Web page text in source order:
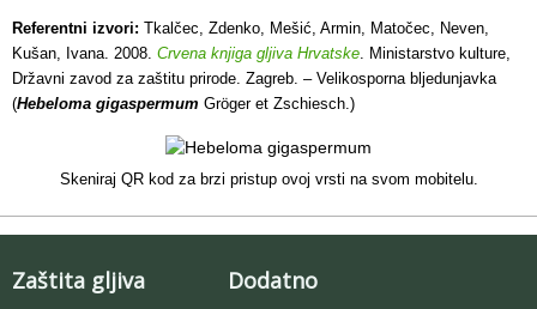
Referentni izvori: Tkalčec, Zdenko, Mešić, Armin, Matočec, Neven,
Kušan, Ivana. 2008. Crvena knjiga gljiva Hrvatske. Ministarstvo kulture,
Državni zavod za zaštitu prirode. Zagreb. – Velikosporna bljedunjavka
(Hebeloma gigaspermum Gröger et Zschiesch.)
Skeniraj QR kod za brzi pristup ovoj vrsti na svom mobitelu.
Zaštita gljiva Dodatno